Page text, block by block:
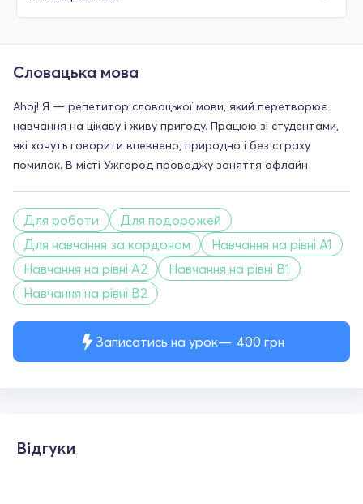
Записатись на урок 400 грн
Словацька мова
Ahoj! Я — репетитор словацької мови, який перетворює
навчання на цікаву і живу пригоду. Працюю зі студентами,
які хочуть говорити впевнено, природно і без страху
помилок. В місті Ужгород проводжу заняття офлайн
Для роботи
Для подорожей
Для навчання за кордоном
Навчання на рівні A1
Навчання на рівні A2
Навчання на рівні B1
Навчання на рівні B2
Відгуки